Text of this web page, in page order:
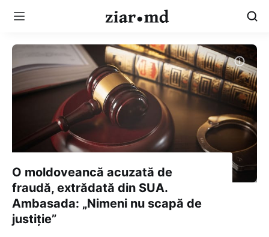
O moldoveancă acuzată de
fraudă, extrădată din SUA.
Ambasada: „Nimeni nu scapă de
justiție”